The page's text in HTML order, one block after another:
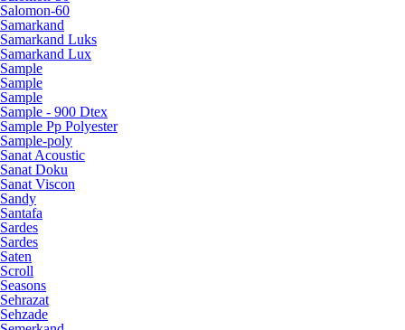
Salomon-60
Samarkand
Samarkand Luks
Samarkand Lux
Sample
Sample
Sample
Sample - 900 Dtex
Sample Pp Polyester
Sample-poly
Sanat Acoustic
Sanat Doku
Sanat Viscon
Sandy
Santafa
Sardes
Sardes
Saten
Scroll
Seasons
Sehrazat
Sehzade